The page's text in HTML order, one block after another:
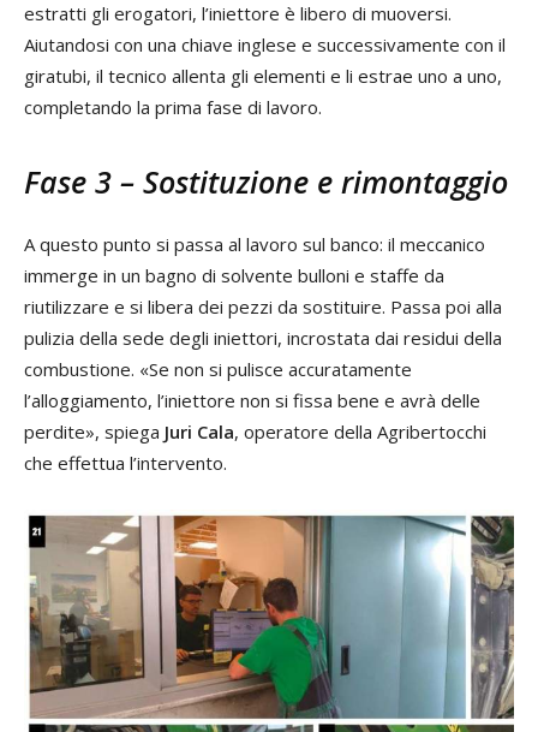
estratti gli erogatori, l’iniettore è libero di muoversi.
Aiutandosi con una chiave inglese e successivamente con il
giratubi, il tecnico allenta gli elementi e li estrae uno a uno,
completando la prima fase di lavoro.
Fase 3 – Sostituzione e rimontaggio
A questo punto si passa al lavoro sul banco: il meccanico
immerge in un bagno di solvente bulloni e staffe da
riutilizzare e si libera dei pezzi da sostituire. Passa poi alla
pulizia della sede degli iniettori, incrostata dai residui della
combustione. «Se non si pulisce accuratamente
l’alloggiamento, l’iniettore non si fissa bene e avrà delle
perdite», spiega Juri Cala, operatore della Agribertocchi
che effettua l’intervento.